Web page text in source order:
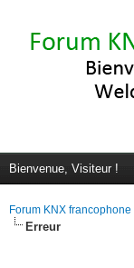
Bienvenue, Visiteur !
Forum KNX
Erreur